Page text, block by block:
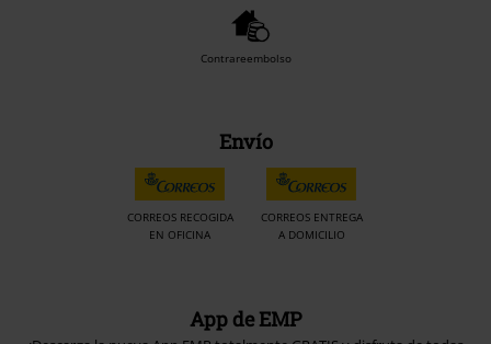
Contrareembolso
Envío
CORREOS RECOGIDA
EN OFICINA
CORREOS ENTREGA
A DOMICILIO
App de EMP